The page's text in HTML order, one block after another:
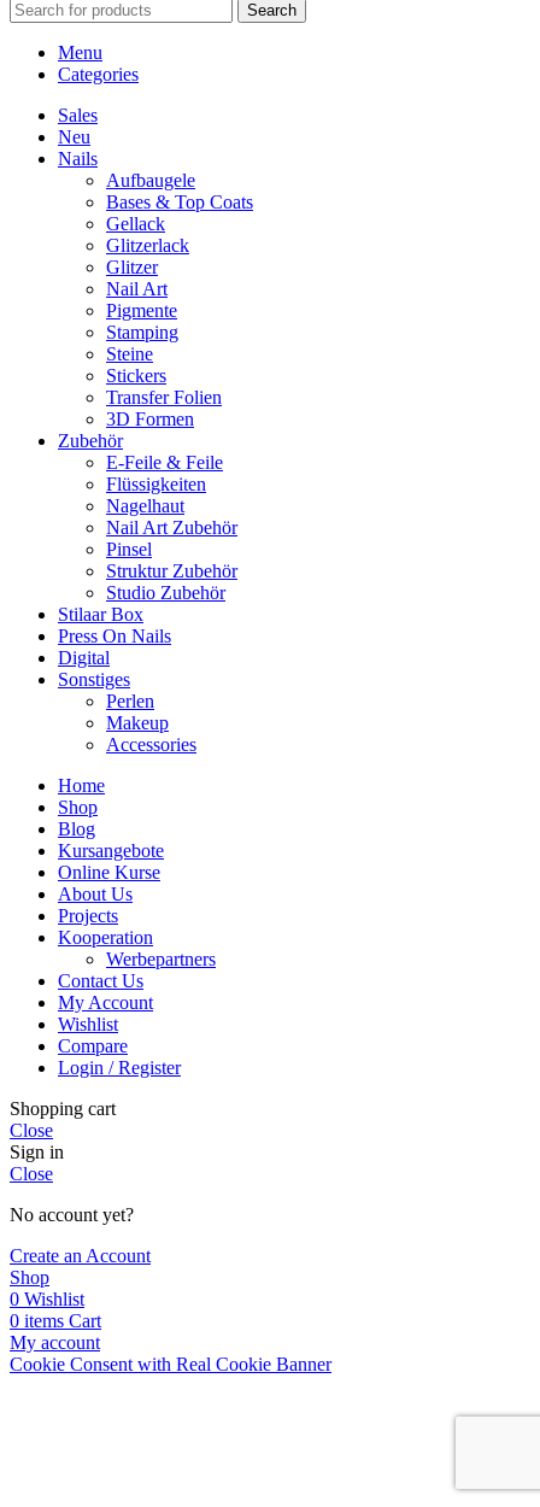
Search
Menu
Categories
Sales
Neu
Nails
Aufbaugele
Bases & Top Coats
Gellack
Glitzerlack
Glitzer
Nail Art
Pigmente
Stamping
Steine
Stickers
Transfer Folien
3D Formen
Zubehör
E-Feile & Feile
Flüssigkeiten
Nagelhaut
Nail Art Zubehör
Pinsel
Struktur Zubehör
Studio Zubehör
Stilaar Box
Press On Nails
Digital
Sonstiges
Perlen
Makeup
Accessories
Home
Shop
Blog
Kursangebote
Online Kurse
About Us
Projects
Kooperation
Werbepartners
Contact Us
My Account
Wishlist
Compare
Login / Register
Shopping cart
Close
Sign in
Close
No account yet?
Create an Account
Shop
0 Wishlist
0 items Cart
My account
Cookie Consent with Real Cookie Banner